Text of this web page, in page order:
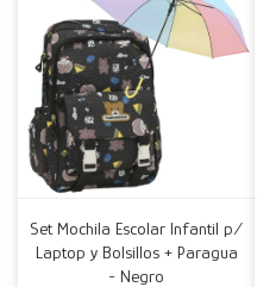
Set Mochila Escolar Infantil p/
Laptop y Bolsillos + Paragua
- Negro